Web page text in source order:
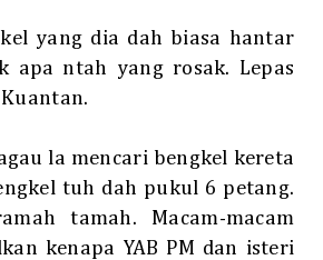
yang dia dah biasa hantar
apa ntah yang rosak. Lepas
la mencari bengkel kereta
tuh dah pukul 6 petang.
tamah. Macam-macam
kenapa YAB PM dan isteri